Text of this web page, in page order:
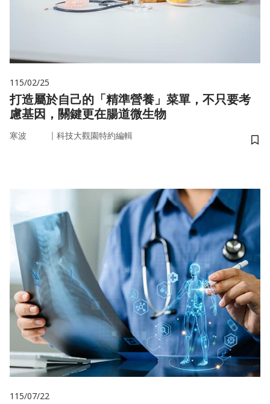
115/02/25
打造屬於自己的「精準營養」菜單，不只要考
慮基因，關鍵更在腸道微生物
寒波 ｜ 科技大觀園特約編輯
儲
115/07/22